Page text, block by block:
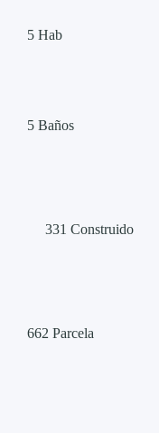
5 Hab
5 Baños
331 Construido
662 Parcela